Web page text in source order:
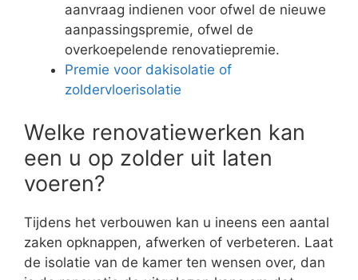
aanvraag indienen voor ofwel de nieuwe
aanpassingspremie, ofwel de
overkoepelende renovatiepremie.
Premie voor dakisolatie of
zoldervloerisolatie
Welke renovatiewerken kan
een u op zolder uit laten
voeren?
Tijdens het verbouwen kan u ineens een aantal
zaken opknappen, afwerken of verbeteren. Laat
de isolatie van de kamer ten wensen over, dan